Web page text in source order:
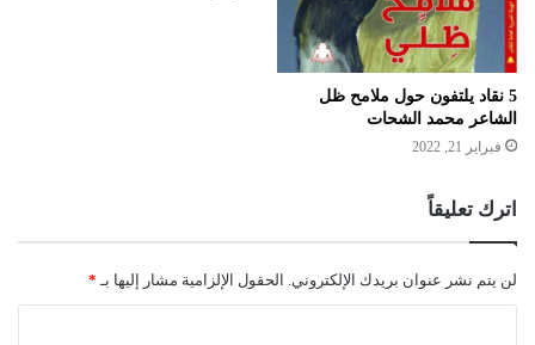
5 نقاد يلتفون حول ملامح ظل
الشاعر محمد الشحات
فبراير 21, 2022
اترك تعليقاً
لن يتم نشر عنوان بريدك الإلكتروني. الحقول الإلزامية مشار إليها بـ *